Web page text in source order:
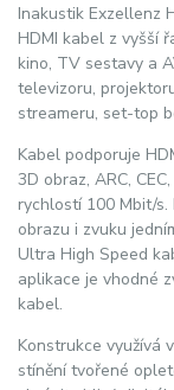
Inakustik Exzellenz
HDMI kabel z vyšší
kino, TV sestavy a
televizoru,
streameru, set-top
Kabel podporuje
3D obraz, ARC,
rychlostí 100 Mbit/
obrazu i zvuku
Ultra High Speed
aplikace je vhodné
kabel.
Konstrukce využívá
stínění tvořené